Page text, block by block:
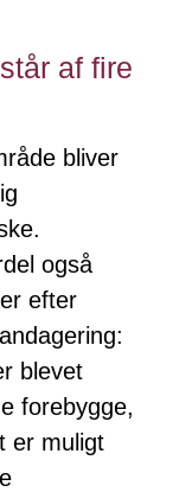
af fire
bliver
også
efter
blevet
forebygge,
er muligt